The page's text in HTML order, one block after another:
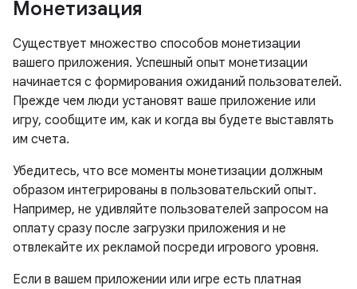
Монетизация
Существует множество способов монетизации
вашего приложения. Успешный опыт монетизации
начинается с формирования ожиданий пользователей.
Прежде чем люди установят ваше приложение или
игру, сообщите им, как и когда вы будете выставлять
им счета.
Убедитесь, что все моменты монетизации должным
образом интегрированы в пользовательский опыт.
Например, не удивляйте пользователей запросом на
оплату сразу после загрузки приложения и не
отвлекайте их рекламой посреди игрового уровня.
Если в вашем приложении или игре есть платная